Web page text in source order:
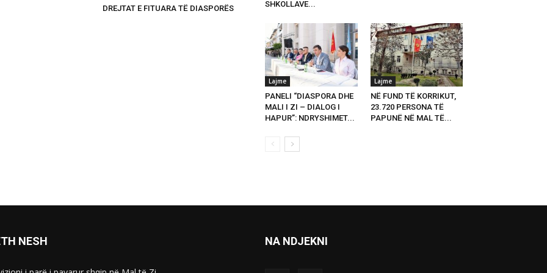
DREJTAT E FITUARA TË DIASPORËS
SHKOLLAVE...
Lajme
PANELI “DIASPORA DHE
MALI I ZI – DIALOG I
HAPUR”: NDRYSHIMET...
Lajme
NË FUND TË KORRIKUT,
23.720 PERSONA TË
PAPUNË NË MAL TË...
NESH NA NDJEKNI